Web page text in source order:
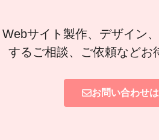
Webサイト製作、デザイン
するご相談、ご依頼などお
お問い合わせ